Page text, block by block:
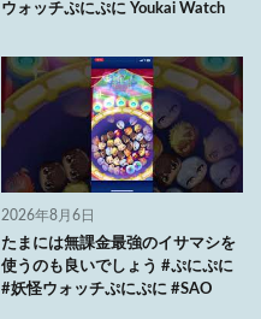
ウォッチぷにぷに Youkai Watch
2026年8月6日
たまには無課金最強のイサマシを
使うのも良いでしょう #ぷにぷに
#妖怪ウォッチぷにぷに #SAO